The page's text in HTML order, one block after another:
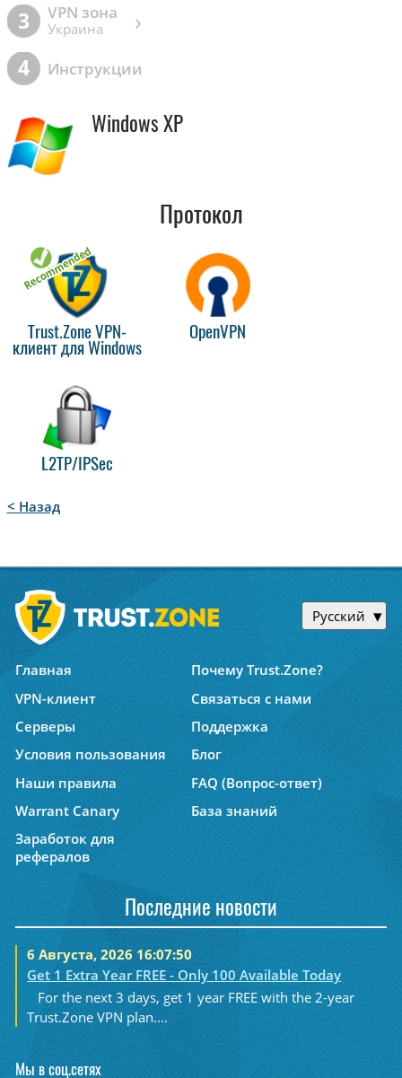
3 VPN зона
Украина ›
4 Инструкции
Windows XP
Протокол
Trust.Zone VPN-
клиент для Windows
OpenVPN
L2TP/IPSec
< Назад
Русский
Главная
Почему Trust.Zone?
VPN-клиент
Связаться с нами
Серверы
Поддержка
Условия пользования
Блог
Наши правила
FAQ (Вопрос-ответ)
Warrant Canary
База знаний
Заработок для
рефералов
Последние новости
6 Августа, 2026 16:07:50
Get 1 Extra Year FREE - Only 100 Available Today
For the next 3 days, get 1 year FREE with the 2-year
Trust.Zone VPN plan....
Мы в соц.сетях